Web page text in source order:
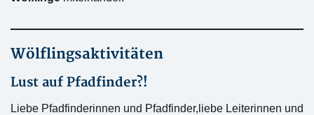
Wölflingsaktivitäten
Lust auf Pfadfinder?!
Liebe Pfadfinderinnen und Pfadfinder,liebe Leiterinnen und